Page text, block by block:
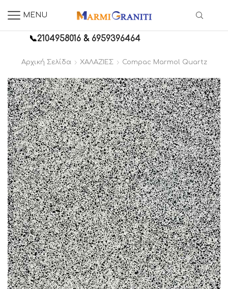
MENU
📞2104958016 &6959396464
Αρχική Σελίδα ΧΑΛΑΖΙΕΣ Compac Marmol Quartz